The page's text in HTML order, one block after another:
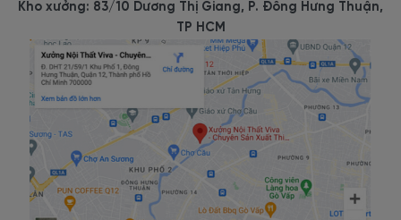
Kho xưởng: 83/10 Dương Thị Giang, P. Đông Hưng Thuận,
TP HCM